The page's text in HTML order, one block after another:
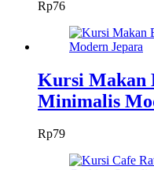
Rp76
Kursi Makan
Minimalis
Rp79